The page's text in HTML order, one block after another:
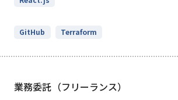
GitHub Terraform
業務委託（フリーランス）